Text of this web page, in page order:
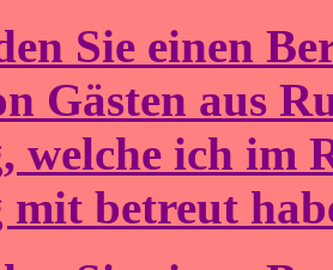
Sie einen
Gästen aus
welche ich im
betreut